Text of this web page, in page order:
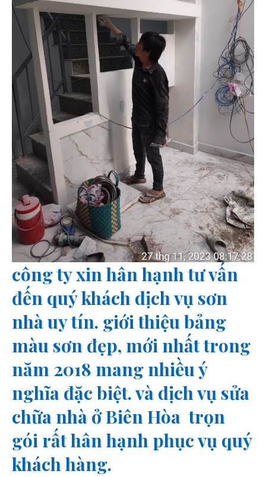
công ty xin hân hạnh tư vấn
đến quý khách dịch vụ sơn
nhà uy tín. giới thiệu bảng
màu sơn đẹp, mới nhất trong
năm 2018 mang nhiều ý
nghĩa đặc biệt. và dịch vụ sửa
chữa nhà ở Biên Hòa trọn
gói rất hân hạnh phục vụ quý
khách hàng.